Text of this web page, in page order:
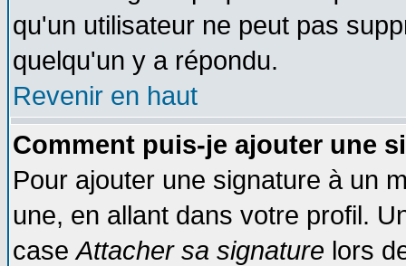
qu'un utilisateur ne peut pas
quelqu'un y a répondu.
Revenir en haut
Comment puis-je ajouter une
Pour ajouter une signature à un
une, en allant dans votre profil.
caseAttacher sa signature lors